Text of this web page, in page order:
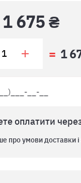
1 675 ₴
1
оплатити
про умови доставки і